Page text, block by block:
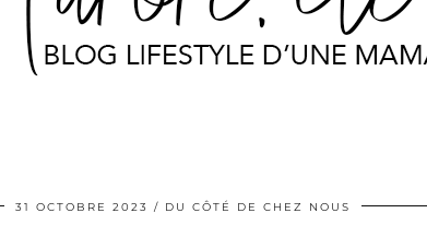
31 OCTOBRE 2023 DU CÔTÉ DE CHEZ NOUS